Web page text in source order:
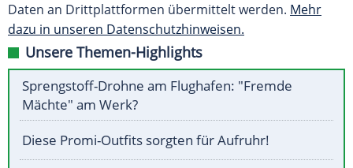
Daten an Drittplattformen übermittelt werden. Mehr
dazu in unseren Datenschutzhinweisen.
Unsere Themen-Highlights
Sprengstoff-Drohne am Flughafen: "Fremde
Mächte" am Werk?
Diese Promi-Outfits sorgten für Aufruhr!